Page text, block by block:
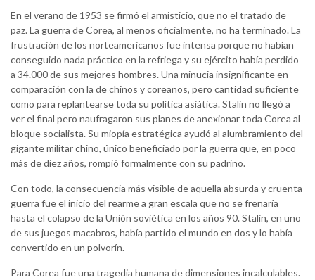
En el verano de 1953 se firmó el armisticio, que no el tratado de
paz. La guerra de Corea, al menos oficialmente, no ha terminado. La
frustración de los norteamericanos fue intensa porque no habían
conseguido nada práctico en la refriega y su ejército había perdido
a 34.000 de sus mejores hombres. Una minucia insignificante en
comparación con la de chinos y coreanos, pero cantidad suficiente
como para replantearse toda su política asiática. Stalin no llegó a
ver el final pero naufragaron sus planes de anexionar toda Corea al
bloque socialista. Su miopía estratégica ayudó al alumbramiento del
gigante militar chino, único beneficiado por la guerra que, en poco
más de diez años, rompió formalmente con su padrino.
Con todo, la consecuencia más visible de aquella absurda y cruenta
guerra fue el inicio del rearme a gran escala que no se frenaría
hasta el colapso de la Unión soviética en los años 90. Stalin, en uno
de sus juegos macabros, había partido el mundo en dos y lo había
convertido en un polvorín.
Para Corea fue una tragedia humana de dimensiones incalculables.